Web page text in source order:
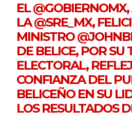
EL@GOBIERNOMX
LA@SRE_MX,
MINISTRO
DE BELICE, POR SU
ELECTORAL,
CONFIANZA DEL
BELICEÑO EN SU
LOS RESULTADOS